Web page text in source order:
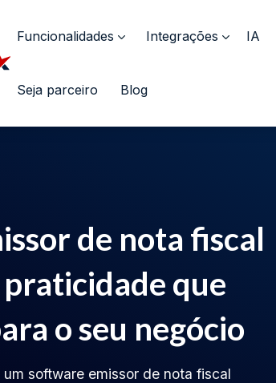
Funcionalidades Integrações IA
Seja parceiro Blog
de nota fiscal
que
o seu negócio
software emissor de nota fiscal